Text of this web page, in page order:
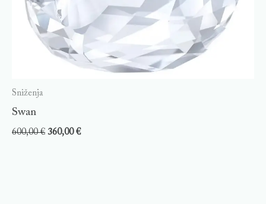
Sniženja
Swan
600,00€ 360,00€